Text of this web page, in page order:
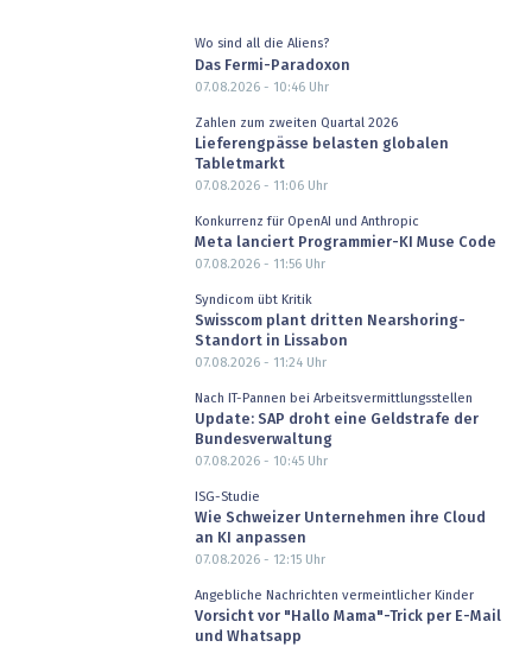
Wo sind all die Aliens?
Das Fermi-Paradoxon
07.08.2026 - 10:46Uhr
Zahlen zum zweiten Quartal 2026
Lieferengpässe belasten globalen
Tabletmarkt
07.08.2026 - 11:06Uhr
Konkurrenz für OpenAI und Anthropic
Meta lanciert Programmier-KI Muse Code
07.08.2026 - 11:56Uhr
Syndicom übt Kritik
Swisscom plant dritten Nearshoring-
Standort in Lissabon
07.08.2026 - 11:24Uhr
Nach IT-Pannen bei Arbeitsvermittlungsstellen
Update: SAP droht eine Geldstrafe der
Bundesverwaltung
07.08.2026 - 10:45Uhr
ISG-Studie
Wie Schweizer Unternehmen ihre Cloud
an KI anpassen
07.08.2026 - 12:15Uhr
Angebliche Nachrichten vermeintlicher Kinder
Vorsicht vor "Hallo Mama"-Trick per E-Mail
und Whatsapp